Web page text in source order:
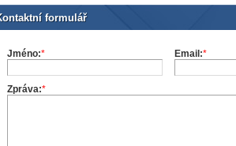
formulář
Jméno:* Email:*
Zpráva:*